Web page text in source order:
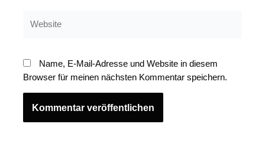
Name, E-Mail-Adresse und Website in diesem
Browser für meinen nächsten Kommentar speichern.